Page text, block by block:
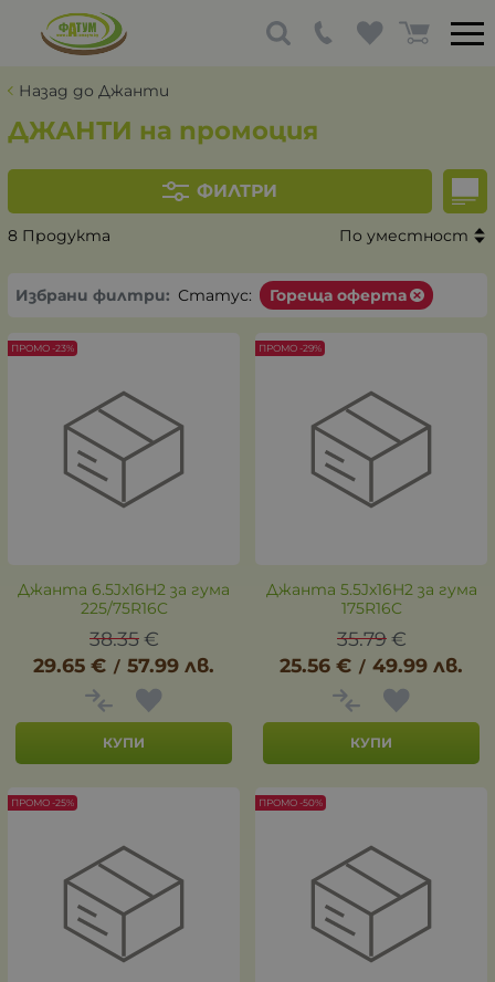
Назад до Джанти
ДЖАНТИ на промоция
ФИЛТРИ
8 Продукта По уместност
Избрани филтри: Статус: Гореща оферта
Джанта 6.5Jx16H2 за гума
225/75R16C
38.35 €
29.65 € / 57.99 лв.
КУПИ
ПРОМО -23%
Джанта 5.5Jx16H2 за гума
175R16C
35.79 €
25.56 € / 49.99 лв.
КУПИ
ПРОМО -29%
ПРОМО -25% ПРОМО -50%